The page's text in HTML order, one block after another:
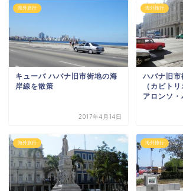
海外旅行
キューバ ハバナ旧市街地の海
岸線を散策
2017年4月14日
海外旅行
ハバナ旧
（カピト
アロンソ
海外旅行 海外旅行